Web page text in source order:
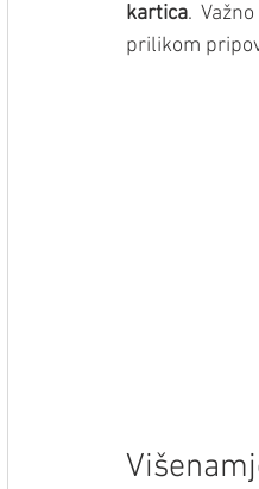
kartica.
prilikom